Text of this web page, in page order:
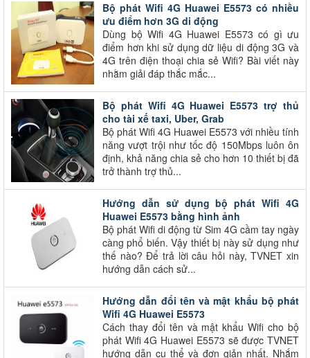
Bộ phát Wifi 4G Huawei E5573 có nhiều
ưu điểm hơn 3G di động
Dùng bộ Wifi 4G Huawei E5573 có gì ưu
điểm hơn khi sử dụng dữ liệu di động 3G và
4G trên điện thoại chia sẻ Wifi? Bài viết này
nhằm giải đáp thắc mắc...
Bộ phát Wifi 4G Huawei E5573 trợ thủ
cho tài xế taxi, Uber, Grab
Bộ phát Wifi 4G Huawei E5573 với nhiều tính
năng vượt trội như tốc độ 150Mbps luôn ôn
định, khả năng chia sẻ cho hơn 10 thiết bị đã
trở thành trợ thủ...
Hướng dẫn sử dụng bộ phát Wifi 4G
Huawei E5573 bằng hình ảnh
Bộ phát Wifi di động từ Sim 4G cầm tay ngày
càng phổ biến. Vậy thiết bị này sử dụng như
thế nào? Để trả lời câu hỏi này, TVNET xin
hướng dẫn cách sử...
Hướng dẫn đổi tên và mật khẩu bộ phát
Wifi 4G Huawei E5573
Cách thay đổi tên và mật khẩu Wifi cho bộ
phát Wifi 4G Huawei E5573 sẽ được TVNET
hướng dẫn cụ thể và đơn giản nhất. Nhắm